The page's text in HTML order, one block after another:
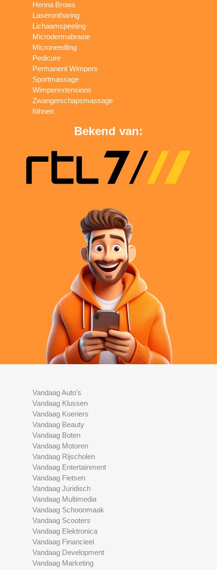
Henna Brows
Laserontharing
Lichaamspeeling
Microdermabrasie
Microneedling
Pedicure
Permanent Wimpers
Sportmassage
Wimperextensions
Zwangerschapsmassage
föhnen
Bekend van:
Vandaag Auto's
Vandaag Klussen
Vandaag Koeriers
Vandaag Beauty
Vandaag Boten
Vandaag Motoren
Vandaag Rijscholen
Vandaag Entertainment
Vandaag Fietsen
Vandaag Juridisch
Vandaag Multimedia
Vandaag Schoonmaak
Vandaag Scooters
Vandaag Elektronica
Vandaag Financieel
Vandaag Development
Vandaag Marketing